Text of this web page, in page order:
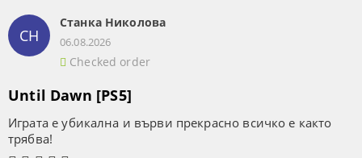
СН
Станка Николова
06.08.2026
Checked order
Until Dawn [PS5]
Играта е убикална и върви прекрасно всичко е както
трябва!